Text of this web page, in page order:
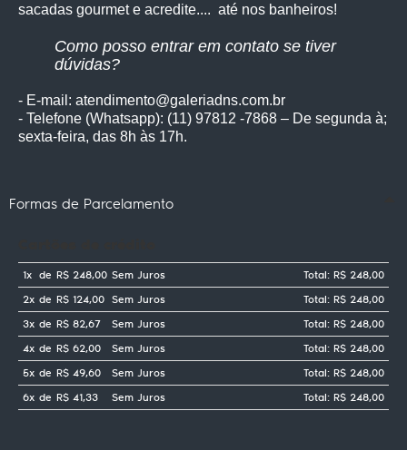
sacadas gourmet e acredite.... até nos banheiros!
Como posso entrar em contato se tiver
dúvidas?
- E-mail: atendimento@galeriadns.com.br
- Telefone (Whatsapp): (11) 97812 -7868 – De segunda à;
sexta-feira, das 8h às 17h.
Formas de Parcelamento
1x de R$ 248,00 Sem Juros
Total: R$ 248,00
2x de R$ 124,00 Sem Juros
Total: R$ 248,00
3x de R$ 82,67 Sem Juros
Total: R$ 248,00
4x de R$ 62,00 Sem Juros
Total: R$ 248,00
5x de R$ 49,60 Sem Juros
Total: R$ 248,00
6x de R$ 41,33 Sem Juros Total: R$ 248,00